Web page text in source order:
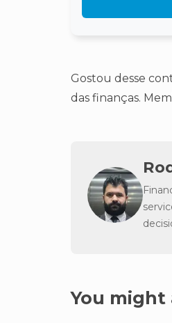
Gostou desse
das finanças.
You might